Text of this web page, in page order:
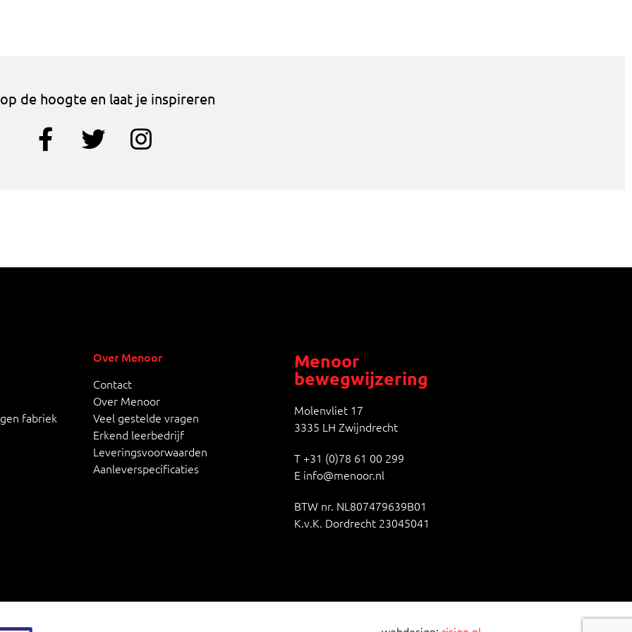
de hoogte en laat je inspireren
fabriek
Over Menoor
Contact
Over Menoor
Veel gestelde vragen
Erkend leerbedrijf
Leveringsvoorwaarden
Aanleverspecificaties
Menoor
bewegwijzering
Molenvliet 17
3335 LH Zwijndrecht
T+31 (0)78 61 00 299
E info@menoor.nl
BTW nr. NL807479639B01
K.v.K. Dordrecht 23045041